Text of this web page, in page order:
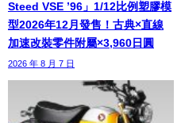
Steed VSE ’96」1/12比例塑膠模
型2026年12月發售！古典×直線
加速改裝零件附屬×3,960日圓
2026 年 8 月 7 日